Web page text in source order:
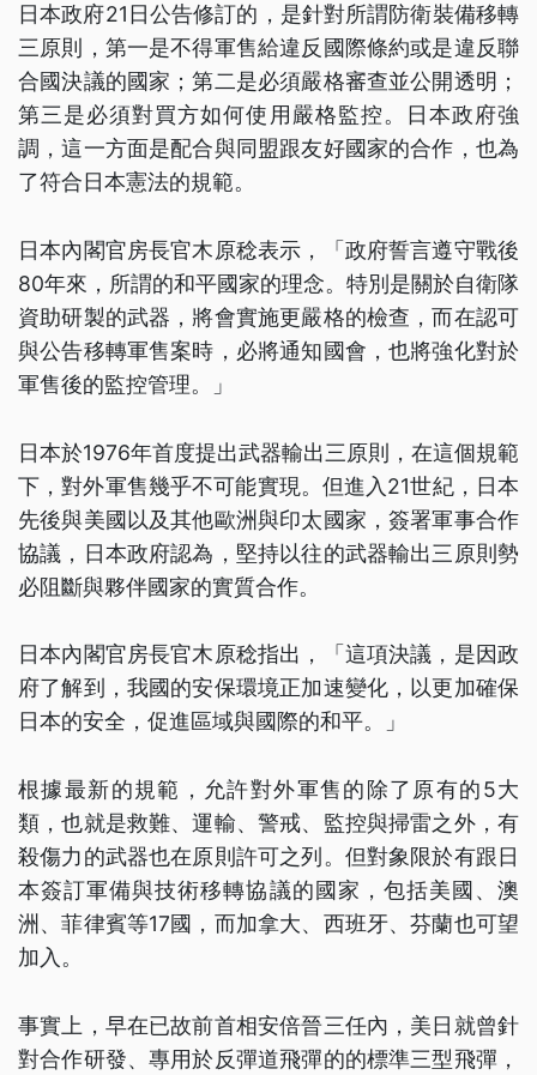
日本政府21日公告修訂的，是針對所謂防衛裝備移轉
三原則，第一是不得軍售給違反國際條約或是違反聯
合國決議的國家；第二是必須嚴格審查並公開透明；
第三是必須對買方如何使用嚴格監控。日本政府強
調，這一方面是配合與同盟跟友好國家的合作，也為
了符合日本憲法的規範。
日本內閣官房長官木原稔表示，「政府誓言遵守戰後
80年來，所謂的和平國家的理念。特別是關於自衛隊
資助研製的武器，將會實施更嚴格的檢查，而在認可
與公告移轉軍售案時，必將通知國會，也將強化對於
軍售後的監控管理。」
日本於1976年首度提出武器輸出三原則，在這個規範
下，對外軍售幾乎不可能實現。但進入21世紀，日本
先後與美國以及其他歐洲與印太國家，簽署軍事合作
協議，日本政府認為，堅持以往的武器輸出三原則勢
必阻斷與夥伴國家的實質合作。
日本內閣官房長官木原稔指出，「這項決議，是因政
府了解到，我國的安保環境正加速變化，以更加確保
日本的安全，促進區域與國際的和平。」
根據最新的規範，允許對外軍售的除了原有的5大
類，也就是救難、運輸、警戒、監控與掃雷之外，有
殺傷力的武器也在原則許可之列。但對象限於有跟日
本簽訂軍備與技術移轉協議的國家，包括美國、澳
洲、菲律賓等17國，而加拿大、西班牙、芬蘭也可望
加入。
事實上，早在已故前首相安倍晉三任內，美日就曾針
對合作研發、專用於反彈道飛彈的的標準三型飛彈，